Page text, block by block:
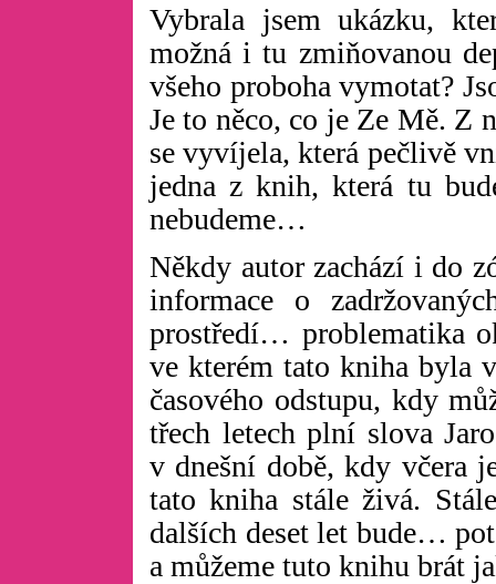
Vybrala jsem ukázku,
možná i tu zmiňovanou
všeho proboha vymotat?
Je to něco, co je Ze Mě. Z
se vyvíjela, která pečlivě
jedna z knih, která tu
nebudeme…
Někdy autor zachází i do
informace o
prostředí… problematika
ve kterém tato kniha byla
časového odstupu, kdy
třech letech plní slova
v dnešní době, kdy včera
tato kniha stále živá.
dalších deset let bude…
a můžeme tuto knihu brát